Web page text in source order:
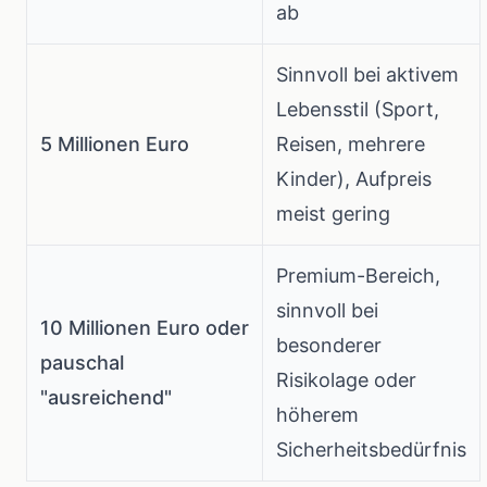
ab
5 Millionen Euro
Sinnvoll bei aktivem
Lebensstil (Sport,
Reisen, mehrere
Kinder), Aufpreis
meist gering
10 Millionen Euro oder
pauschal
"ausreichend"
Premium-Bereich,
sinnvoll bei
besonderer
Risikolage oder
höherem
Sicherheitsbedürfnis